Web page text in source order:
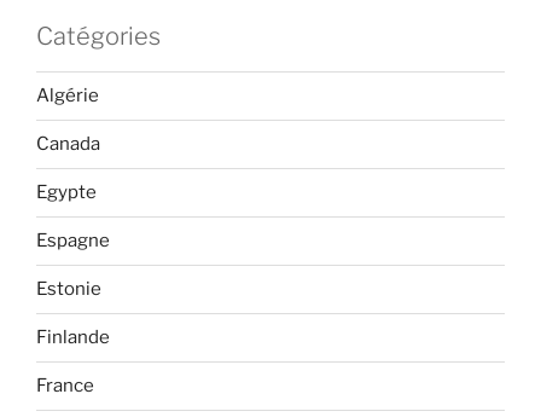
Catégories
Algérie
Canada
Egypte
Espagne
Estonie
Finlande
France